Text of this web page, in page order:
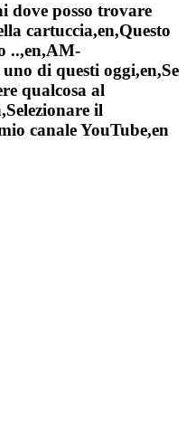
dove posso trovare
cartuccia,en,Questo
..,en,AM-
di questi oggi,en,Se
qualcosa al
il
canale YouTube,en